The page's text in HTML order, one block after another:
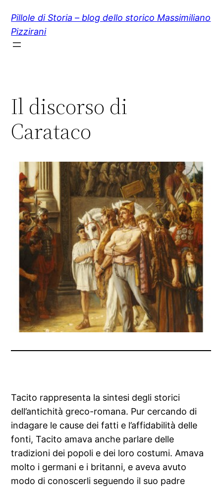
contenuto
Pillole di Storia – blog dello storico Massimiliano
Pizzirani
Il discorso di
Carataco
Tacito rappresenta la sintesi degli storici
dell’antichità greco-romana. Pur cercando di
indagare le cause dei fatti e l’affidabilità delle
fonti, Tacito amava anche parlare delle
tradizioni dei popoli e dei loro costumi. Amava
molto i germani e i britanni, e aveva avuto
modo di conoscerli seguendo il suo padre